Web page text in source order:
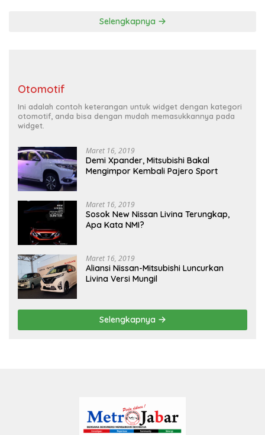
Selengkapnya
Otomotif
Ini adalah contoh keterangan untuk widget dengan kategori
otomotif, anda bisa dengan mudah memasukkannya pada
widget.
Maret 16, 2019
Demi Xpander, Mitsubishi Bakal
Mengimpor Kembali Pajero Sport
Maret 16, 2019
Sosok New Nissan Livina Terungkap,
Apa Kata NMI?
Maret 16, 2019
Aliansi Nissan-Mitsubishi Luncurkan
Livina Versi Mungil
Selengkapnya